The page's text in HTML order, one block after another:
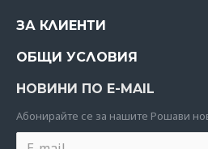
ЗА КЛИЕНТИ
ОБЩИ УСЛОВИЯ
НОВИНИ ПО E-MAIL
Абoнирайте се за нашите Рошави